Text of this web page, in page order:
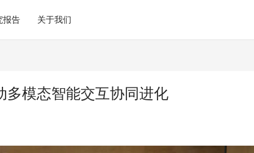
报告 关于我们
多模态智能交互协同进化